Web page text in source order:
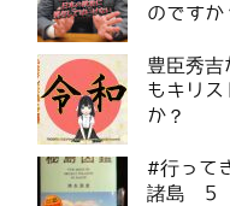
のですか
豊臣秀吉
もキリス
か？
#行って
諸島 5